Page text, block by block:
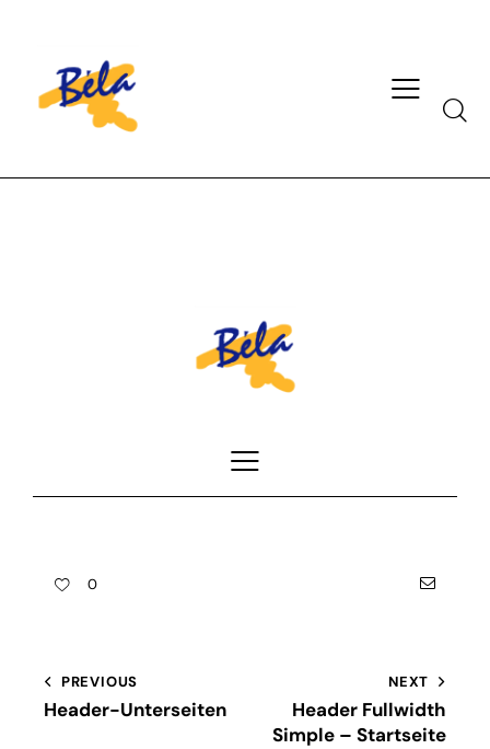
0
E-
Beitragsnavigation
PREVIOUS
Header-Unterseiten
NEXT
Header Fullwidth
Simple – Startseite